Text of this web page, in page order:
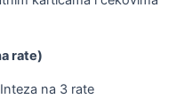
rate)
na 3 rate